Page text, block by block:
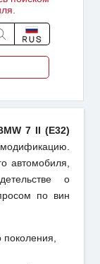
7 II (E32)
автомобиля,
о
по вин